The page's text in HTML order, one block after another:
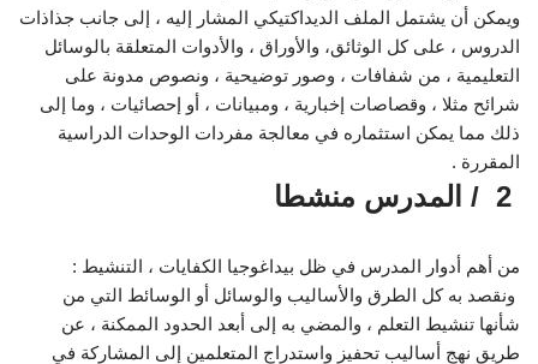
ويمكن أن يشتمل الملف الديداكتيكي المشار إليه ، إلى جانب جذاذات
الدروس ، على كل الوثائق، والأوراق ، والأدوات المتعلقة بالوسائل
التعليمية ، من شفافات ، وصور توضيحية ، ونصوص مدونة على
شرائح مثلا ، وقصاصات إخبارية ، ومبيانات ، أو إحصائيات ، وما إلى
ذلك مما يمكن استثماره في معالجة مفردات الوحدات الدراسية
المقررة .
من أهم أدوار المدرس في ظل بيداغوجيا الكفايات ، التنشيط :
ونقصد به كل الطرق والأساليب والوسائل أو الوسائط التي من
شأنها تنشيط التعلم ، والمضي به إلى أبعد الحدود الممكنة ، عن
طريق نهج أساليب تحفيز واستدراج المتعلمين إلى المشاركة في